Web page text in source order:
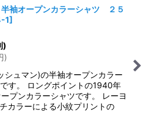
絞り込む
袖オープンカラーシャツ ２５
1]
)
)
シュマン)の半袖オープンカラー
す。 ロングポイントの1940年
プンカラーシャツです。 レーヨ
カラーによる小紋プリントの